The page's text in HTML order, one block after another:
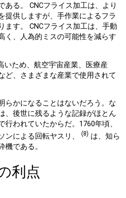
ある。 CNCフライス加工は、より
提供しますが、手作業によるフラ
ます。 CNCフライス加工は、手動
く、人為的ミスの可能性を減らす
いため、航空宇宙産業、医療産
ど、さまざまな産業で使用されて
らかになることはないだろう。な
、後世に残るような記録がほとん
行われていたからだ。1760年頃、
ンによる回転ヤスリ、
(8) は、知ら
機である。
利点